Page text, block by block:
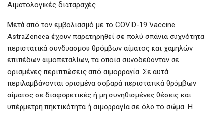
Αιματολογικές διαταραχές
Μετά από τον εμβολιασμό με το COVID-19 Vaccine
AstraZeneca έχουν παρατηρηθεί σε πολύ σπάνια συχνότητα
περιστατικά συνδυασμού θρόμβων αίματος και χαμηλών
επιπέδων αιμοπεταλίων, τα οποία συνοδεύονταν σε
ορισμένες περιπτώσεις από αιμορραγία. Σε αυτά
περιλαμβάνονται ορισμένα σοβαρά περιστατικά θρόμβων
αίματος σε διαφορετικές ή μη συνηθισμένες θέσεις και
υπέρμετρη πηκτικότητα ή αιμορραγία σε όλο το σώμα. Η